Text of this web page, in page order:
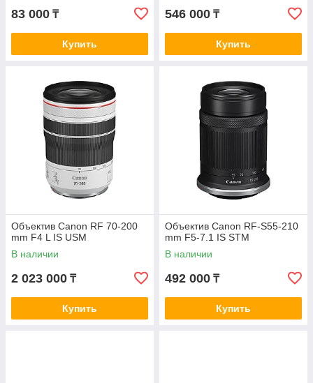
83 000 ₸
Купить
546 000 ₸
Купить
Объектив Canon RF 70-200
mm F4 L IS USM
В наличии
2 023 000 ₸
Купить
Объектив Canon RF-S55-210
mm F5-7.1 IS STM
В наличии
492 000 ₸
Купить